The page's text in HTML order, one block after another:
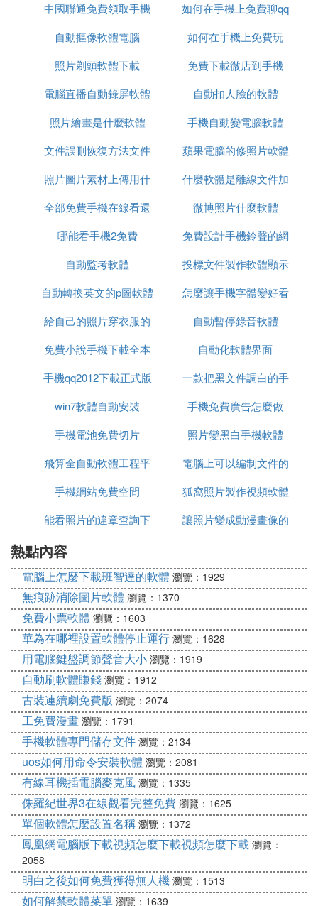
好
中國聯通免費領取手機
如何在手機上免費聊qq
自動摳像軟體電腦
如何在手機上免費玩
csgo
照片剃頭軟體下載
免費下載微店到手機
電腦直播自動錄屏軟體
自動扣人臉的軟體
照片繪畫是什麼軟體
手機自動變電腦軟體
文件誤刪恢復方法文件
恢復軟體
蘋果電腦的修照片軟體
照片圖片素材上傳用什
麼軟體
什麼軟體是離線文件加
密
全部免費手機在線看還
珠電視劇
微博照片什麼軟體
哪能看手機2免費
免費設計手機鈴聲的網
站
自動監考軟體
投標文件製作軟體顯示
內容不全
自動轉換英文的p圖軟體
怎麼讓手機字體變好看
免費
給自己的照片穿衣服的
軟體
自動暫停錄音軟體
免費小說手機下載全本
自動化軟體界面
手機qq2012下載正式版
官方免費下載
一款把黑文件調白的手
機軟體
win7軟體自動安裝
手機免費廣告怎麼做
手機電池免費切片
照片變黑白手機軟體
飛算全自動軟體工程平
台測試
電腦上可以編制文件的
軟體
手機網站免費空間
狐窩照片製作視頻軟體
能看照片的違章查詢下
讓照片變成動漫畫像的
熱點內容
電腦上怎麼下載班智達的軟體 瀏覽：1929
無痕跡消除圖片軟體 瀏覽：1370
免費小票軟體 瀏覽：1603
華為在哪裡設置軟體停止運行 瀏覽：1628
用電腦鍵盤調節聲音大小 瀏覽：1919
自動刷軟體賺錢 瀏覽：1912
古裝連續劇免費版 瀏覽：2074
工免費漫畫 瀏覽：1791
手機軟體專門儲存文件 瀏覽：2134
uos如何用命令安裝軟體 瀏覽：2081
有線耳機插電腦麥克風 瀏覽：1335
侏羅紀世界3在線觀看完整免費 瀏覽：1625
單個軟體怎麼設置名稱 瀏覽：1372
鳳凰網電腦版下載視頻怎麼下載視頻怎麼下載 瀏覽：
2058
明白之後如何免費獲得無人機 瀏覽：1513
如何解禁軟體菜單 瀏覽：1639